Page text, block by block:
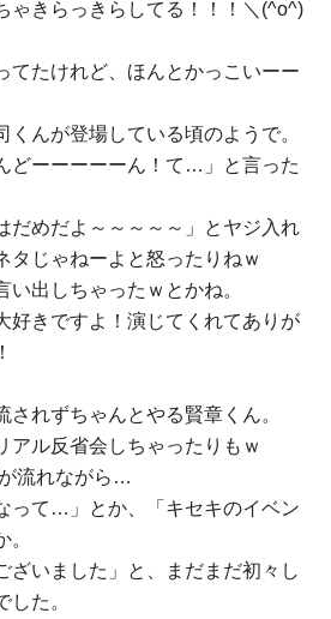
ゃきらっきらしてる！！！＼(^o^)
てたけれど、ほんとかっこいーー
くんが登場している頃のようで。
どーーーーーん！て…」と言った
だめだよ～～～～～」とヤジ入れ
タじゃねーよと怒ったりねｗ
い出しちゃったｗとかね。
好きですよ！演じてくれてありが
されずちゃんとやる賢章くん。
ル反省会しちゃったりもｗ
流れながら…
って…」とか、「キセキのイベン
。
ざいました」と、まだまだ初々し
した。